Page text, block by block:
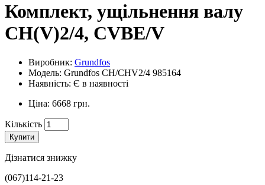
Комплект, ущільнення валу
CH(V)2/4, CVBE/V
Виробник: Grundfos
Модель: Grundfos CH/CHV2/4 985164
Наявність: Є в наявності
Ціна: 6668 грн.
Кількість
Купити
Дізнатися знижку
(067)114-21-23